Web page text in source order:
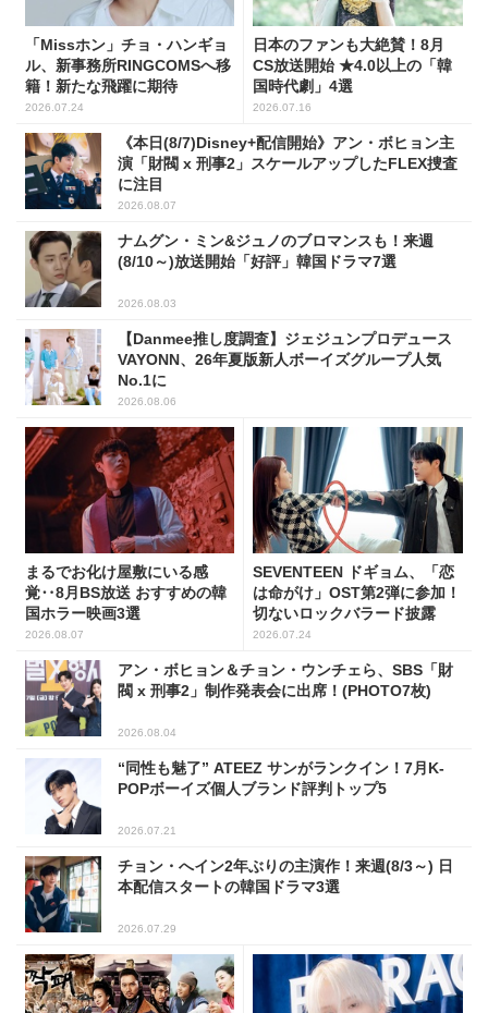
「Missホン」チョ・ハンギョ
ル、新事務所RINGCOMSへ移
籍！新たな飛躍に期待
2026.07.24
日本のファンも大絶賛！8月
CS放送開始 ★4.0以上の「韓
国時代劇」4選
2026.07.16
《本日(8/7)Disney+配信開始》アン・ボヒョン主
演「財閥 x 刑事2」スケールアップしたFLEX捜査
に注目
2026.08.07
ナムグン・ミン&ジュノのブロマンスも！来週
(8/10～)放送開始「好評」韓国ドラマ7選
2026.08.03
【Danmee推し度調査】ジェジュンプロデュース
VAYONN、26年夏版新人ボーイズグループ人気
No.1に
2026.08.06
まるでお化け屋敷にいる感
覚‥8月BS放送 おすすめの韓
国ホラー映画3選
2026.08.07
SEVENTEEN ドギョム、「恋
は命がけ」OST第2弾に参加！
切ないロックバラード披露
2026.07.24
アン・ボヒョン＆チョン・ウンチェら、SBS「財
閥 x 刑事2」制作発表会に出席！(PHOTO7枚)
2026.08.04
“同性も魅了” ATEEZ サンがランクイン！7月K-
POPボーイズ個人ブランド評判トップ5
2026.07.21
チョン・へイン2年ぶりの主演作！来週(8/3～) 日
本配信スタートの韓国ドラマ3選
2026.07.29